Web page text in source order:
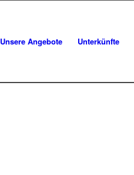
Unsere Angebote Unterkünfte